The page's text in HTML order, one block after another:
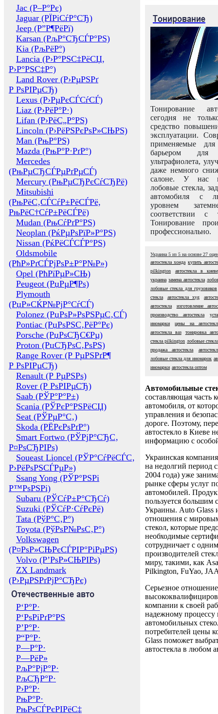
Jac (Р–Р°Рє)
Jaguar (РЇРіСѓР°СЂ)
Jeep (Р”Р¶РёРї)
Karsan (РљР°СЂСЃР°РЅ)
Kia (РљРёР°)
Lancia (Р›Р°РЅС‡РёСЏ,
Р›Р°РЅС‡Р°)
Land Rover (Р›РµРЅРґ
Р РѕРІРµСЂ)
Lexus (Р›РµРєСЃСѓСЃ)
Liaz (Р›РёР°Р·)
Lifan (Р›РёС„Р°РЅ)
Lincoln (Р›РёРЅРєРѕР»СЊРЅ)
Man (РњР°РЅ)
Mazda (РњР°Р·РґР°)
Mercedes
(РњРµСЂСЃРµРґРµСЃ)
Mercury (РњРµСЂРєСѓСЂРё)
Mitsubishi
(РњРёС‚СЃСѓР±РёСЃРё,
РњРёС†СѓР±РёСЃРё)
Mudan (РњСѓРґР°РЅ)
Neoplan (РќРµРѕРїР»Р°РЅ)
Nissan (РќРёСЃСЃР°РЅ)
Oldsmobile
(РћР»РґСЃРјРѕР±Р°Р№Р»)
Opel (РћРїРµР»СЊ)
Peugeot (РџРµР¶Рѕ)
Plymouth
(РџР»СЌР№РјР°СѓСЃ)
Polonez (РџРѕР»РѕРЅРµС‚СЃ)
Pontiac (РџРѕРЅС‚РёР°Рє)
Porsche (РџРѕСЂС€Рµ)
Proton (РџСЂРѕС‚РѕРЅ)
Range Rover (Р РµРЅРґР¶
Р РѕРІРµСЂ)
Renault (Р РµРЅРѕ)
Rover (Р РѕРІРµСЂ)
Saab (РЎР°Р°Р±)
Scania (РЎРєР°РЅРёСЏ)
Seat (РЎРµР°С‚)
Skoda (РЁРєРѕРґР°)
Smart Fortwo (РЎРјР°СЂС‚
Р¤РѕСЂРІРѕ)
Soueast Lioncel (РЎР°СѓРёСЃС‚
Р›РёРѕРЅСЃРµР»)
Ssang Yong (РЎР°РЅРі
Р™РѕРЅРі)
Subaru (РЎСѓР±Р°СЂСѓ)
Suzuki (РЎСѓР·СѓРєРё)
Tata (РўР°С‚Р°)
Toyota (РўРѕР№РѕС‚Р°)
Volkswagen
(Р¤РѕР»СЊРєСЃРІР°РіРµРЅ)
Volvo (Р’РѕР»СЊРІРѕ)
ZX Landmark
(Р›РµРЅРґРјР°СЂРє)
Отечественные авто
Р‘Р°Р·
Р‘РѕРіРґР°РЅ
Р’Р°Р·
Р“Р°Р·
Р—Р°Р·
Р—РёР»
РљР°РјР°Р·
РљСЂР°Р·
Р›Р°Р·
РњР°Р·
РњРѕСЃРєРІРёС‡
Тонирование
Тонирование
сегодня не
средство
эксплуатации.
применяемые
барьером для
ультрафиолета,
даже немного
салоне. У нас
лобовые стекла,
автомобиля с
уровнем
соответствии с
Тонирование
профессионально.
Украина 5 из 5 на основе 27
автостекла хонда купить
pilkington
автостекла в киеве
украина замена автостекла
лобовые стекла для грузовиков
стекла
автостекла xyg
автостекла
изготовление
производство автостекла
иномарки
цены на
автостекла ваз
тонировка
стекла pilkington лобовые
продажа автостекла
лобовые стекла для иномарок
иномарки автостекла оптом
Автомобильные
составляющая часть
автомобиля, от
управления и
дороге. Поэтому,
автостекло в Киеве
информацию с
Украинская
на недолгий период
2004 года) уже
рынке сферы услуг
автомобилей.
пользуется большим
Украины. Auto Glass
отношения с
стекол, которые
необходимые
сотрудничает с
производителей
миру, такими, как
Pilkington, FuYao,
Серьезное отношение
компании к своей
надежному процессу
автомобильных
потребителей цены
Glass поможет
автостекла в любом